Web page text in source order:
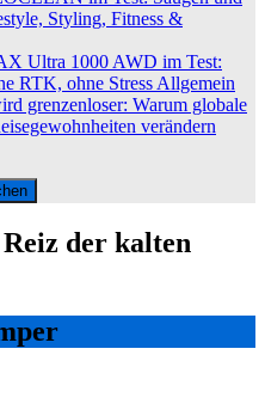
Styling, Fitness &
Ultra 1000 AWD im Test:
RTK, ohne Stress Allgemein
grenzenloser: Warum globale
verändern
der kalten